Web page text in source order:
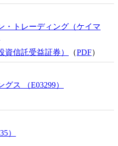
・トレーディング（ケイマ
信託受益証券）
（PDF）
ス （E03299）
）